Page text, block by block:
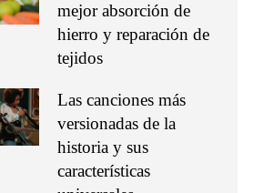
mejor absorción de
hierro y reparación de
tejidos
Las canciones más
versionadas de la
historia y sus
características